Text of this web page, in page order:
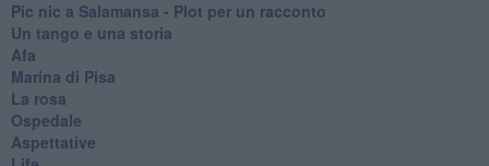
Pic nic a Salamansa - Plot per un racconto
Un tango e una storia
Afa
Marina di Pisa
La rosa
Ospedale
Aspettative